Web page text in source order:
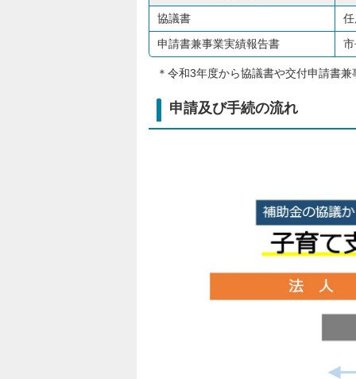
協議書
申請書兼事業実績報告書
＊令和3年度から協議書や交付申請書
申請及び手続の流れ